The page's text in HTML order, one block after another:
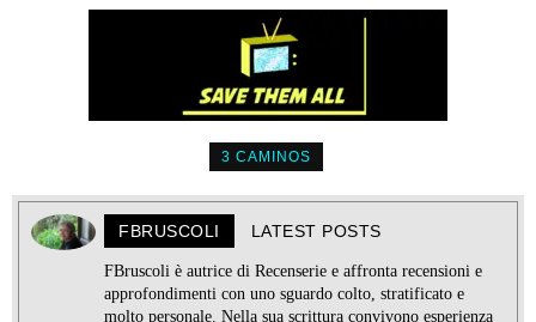
3 CAMINOS
FBRUSCOLI LATEST POSTS
FBruscoli è autrice di Recenserie e affronta recensioni e
approfondimenti con uno sguardo colto, stratificato e
molto personale. Nella sua scrittura convivono esperienza